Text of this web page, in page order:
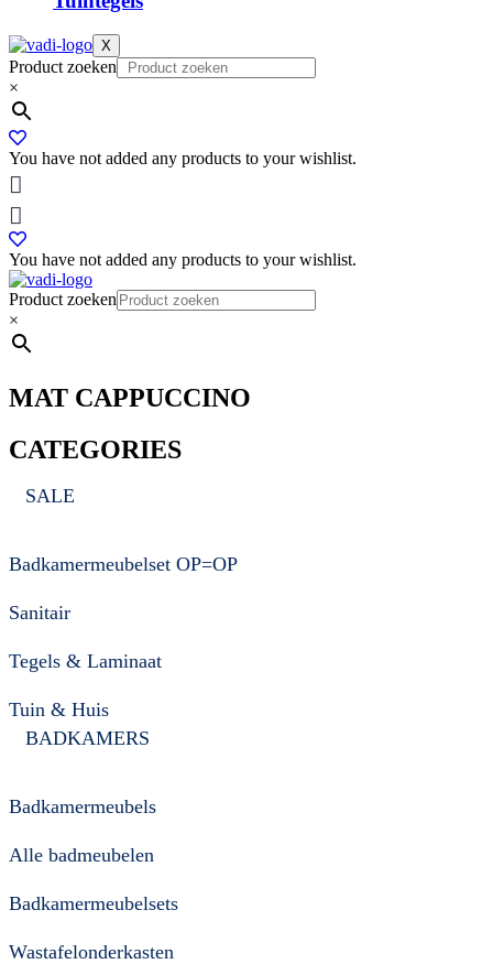
X
Product zoeken
×
You have not added any products to your wishlist.
You have not added any products to your wishlist.
Product zoeken
×
MAT CAPPUCCINO
CATEGORIES
SALE
Badkamermeubelset OP=OP
Sanitair
Tegels & Laminaat
Tuin & Huis
BADKAMERS
Badkamermeubels
Alle badmeubelen
Badkamermeubelsets
Wastafelonderkasten